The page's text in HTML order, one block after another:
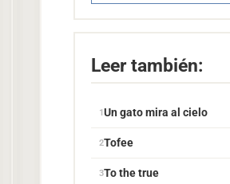
Leer también:
Un gato mira al cielo
Tofee
To the true